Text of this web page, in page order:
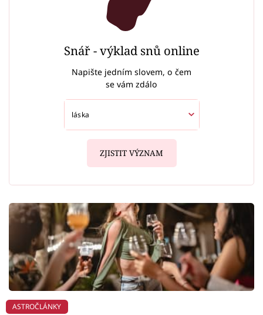
Snář - výklad snů online
Napište jedním slovem, o čem
se vám zdálo
ZJISTIT VÝZNAM
ASTROČLÁNKY